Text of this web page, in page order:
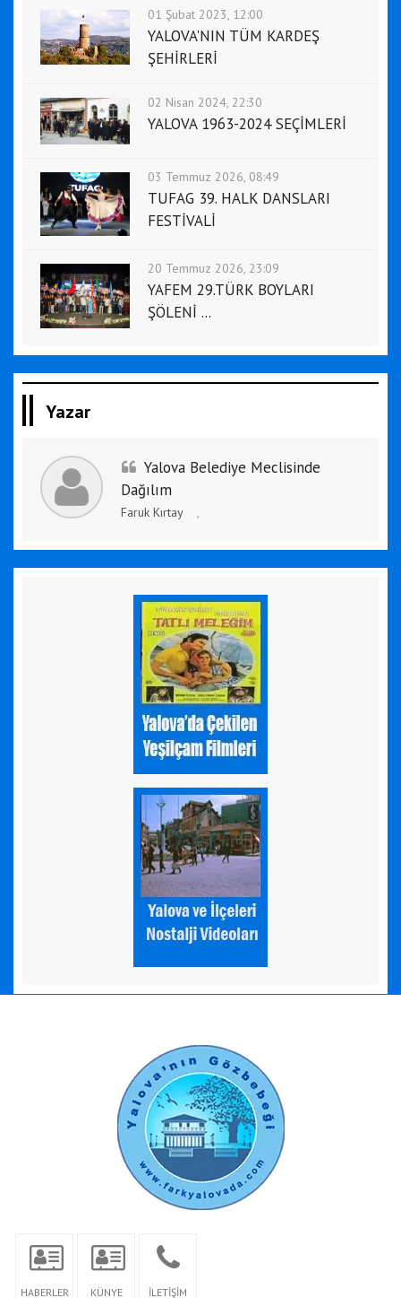
01 Şubat 2023, 12:00
YALOVA'NIN TÜM KARDEŞ
ŞEHİRLERİ
02 Nisan 2024, 22:30
YALOVA 1963-2024 SEÇİMLERİ
03 Temmuz 2026, 08:49
TUFAG 39. HALK DANSLARI
FESTİVALİ
20 Temmuz 2026, 23:09
YAFEM 29.TÜRK BOYLARI
ŞÖLENİ ...
Yazar
Yalova Belediye Meclisinde
Dağılım
Faruk Kırtay
HABERLER KÜNYE İLETİŞİM